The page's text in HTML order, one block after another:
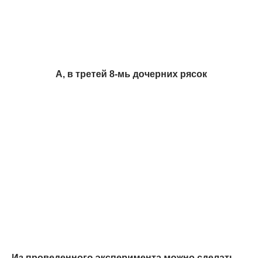
А, в третей 8-мь дочерних рясок